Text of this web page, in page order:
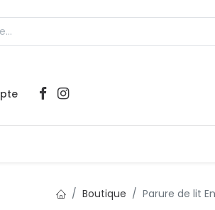
Boutique Parure de lit